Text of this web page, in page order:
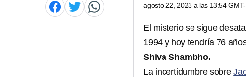
agosto 22, 2023 a las 13:54
El misterio se sigue
1994 y hoy tendría 76
Shiva Shambho.
La incertidumbre sobre